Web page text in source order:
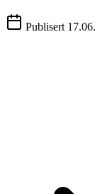
Publisert